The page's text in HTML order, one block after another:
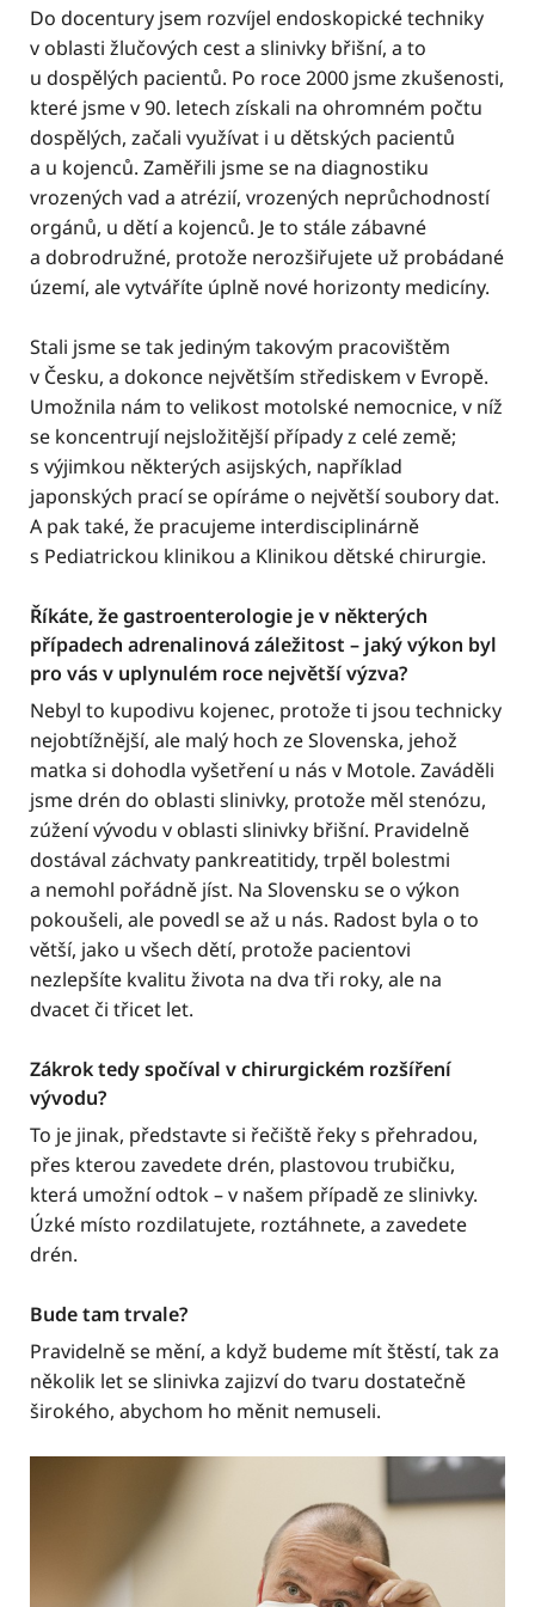
Do docentury jsem rozvíjel endoskopické techniky
v oblasti žlučových cest a slinivky břišní, a to
u dospělých pacientů. Po roce 2000 jsme zkušenosti,
které jsme v 90. letech získali na ohromném počtu
dospělých, začali využívat i u dětských pacientů
a u kojenců. Zaměřili jsme se na diagnostiku
vrozených vad a atrézií, vrozených neprůchodností
orgánů, u dětí a kojenců. Je to stále zábavné
a dobrodružné, protože nerozšiřujete už probádané
území, ale vytváříte úplně nové horizonty medicíny.
Stali jsme se tak jediným takovým pracovištěm
v Česku, a dokonce největším střediskem v Evropě.
Umožnila nám to velikost motolské nemocnice, v níž
se koncentrují nejsložitější případy z celé země;
s výjimkou některých asijských, například
japonských prací se opíráme o největší soubory dat.
A pak také, že pracujeme interdisciplinárně
s Pediatrickou klinikou a Klinikou dětské chirurgie.
Říkáte, že gastroenterologie je v některých
případech adrenalinová záležitost – jaký výkon byl
pro vás v uplynulém roce největší výzva?
Nebyl to kupodivu kojenec, protože ti jsou technicky
nejobtížnější, ale malý hoch ze Slovenska, jehož
matka si dohodla vyšetření u nás v Motole. Zaváděli
jsme drén do oblasti slinivky, protože měl stenózu,
zúžení vývodu v oblasti slinivky břišní. Pravidelně
dostával záchvaty pankreatitidy, trpěl bolestmi
a nemohl pořádně jíst. Na Slovensku se o výkon
pokoušeli, ale povedl se až u nás. Radost byla o to
větší, jako u všech dětí, protože pacientovi
nezlepšíte kvalitu života na dva tři roky, ale na
dvacet či třicet let.
Zákrok tedy spočíval v chirurgickém rozšíření
vývodu?
To je jinak, představte si řečiště řeky s přehradou,
přes kterou zavedete drén, plastovou trubičku,
která umožní odtok – v našem případě ze slinivky.
Úzké místo rozdilatujete, roztáhnete, a zavedete
drén.
Bude tam trvale?
Pravidelně se mění, a když budeme mít štěstí, tak za
několik let se slinivka zajizví do tvaru dostatečně
širokého, abychom ho měnit nemuseli.